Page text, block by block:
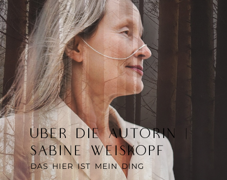
ÜBER DIE AUTORIN |
SABINE WEISKOPF
DAS HIER IST MEIN DING